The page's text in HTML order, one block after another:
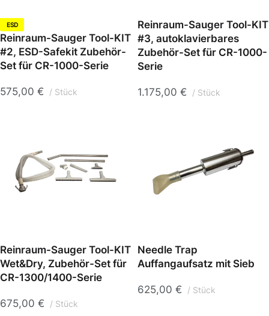
ESD
Reinraum-Sauger Tool-KIT
#2, ESD-Safekit Zubehör-
Set für CR-1000-Serie
575,00 € Stück
Reinraum-Sauger Tool-KIT
#3, autoklavierbares
Zubehör-Set für CR-1000-
Serie
1.175,00 € Stück
Reinraum-Sauger Tool-KIT
Wet&Dry, Zubehör-Set für
CR-1300/1400-Serie
675,00 € Stück
Needle Trap
Auffangaufsatz mit Sieb
625,00 € Stück